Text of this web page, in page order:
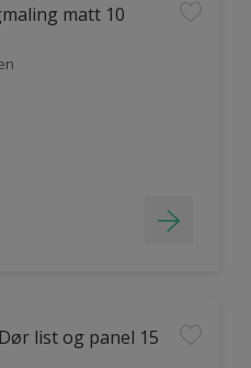
matt 10
list og panel 15